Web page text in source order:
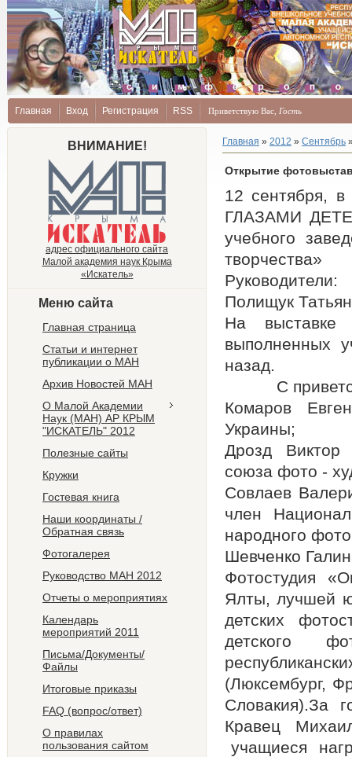
Главная Вход Регистрация RSS Приветствую Вас Гость
ВНИМАНИЕ!
адрес официального сайта
Малой академия наук Крыма
«Искатель»
Меню сайта
Главная страница
Статьи и интернет
публикации о МАН
Архив Новостей МАН
О Малой Академии
Наук (МАН) АР КРЫМ
"ИСКАТЕЛЬ" 2012
Полезные сайты
Кружки
Гостевая книга
Наши координаты /
Обратная связь
Фотогалерея
Руководство МАН 2012
Отчеты о мероприятиях
Календарь
мероприятий 2011
Письма/Документы/
Файлы
Итоговые приказы
FAQ (вопрос/ответ)
О правилах
пользования сайтом
Главная » 2012 » Сентябрь
Открытие
12 сентября,
ГЛАЗАМИ
учебного
творчества»
Руководители:
Полищук
На выставке
выполненных
назад.
С
Комаров
Украины;
Дрозд Виктор
союза фото -
Совлаев
член
народного
Шевченко
Фотостудия
Ялты, лучшей
детских
детского
(Люксембург,
Словакия).За
Кравец
учащиеся